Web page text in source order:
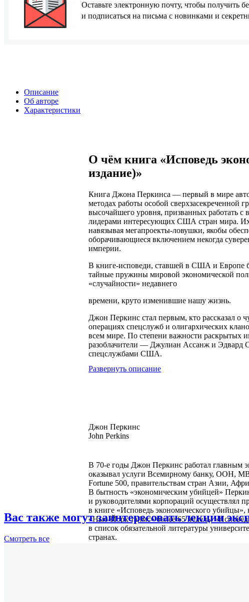
Описание
Об авторе
Характеристики
О чём книга «Исповедь
издание)»
Книга Джона Перкинса — первый в мире
методах работы особой сверхзасекреченной
высочайшего уровня, призванных работать
лидерами интересующих США стран мира.
навязывая мегапроекты-ловушки, якобы
оборачивающиеся включением некогда
империи.
В книге-исповеди, ставшей в США и Европе
тайные пружины мировой экономической
«случайности» недавнего
времени, круто изменившие нашу жизнь.
Джон Перкинс стал первым, кто рассказал о
операциях спецслужб и олигархических
всем мире. По степени важности раскрытых
разоблачители — Джулиан Ассанж и Эдвард
спецслужбами США.
Развернуть описание
Джон Перкинс
John Perkins
В 70-е годы Джон Перкинс работал главным
оказывал услуги Всемирному банку, ООН,
Fortune 500, правительствам стран Азии,
В бытность «экономическим убийцей»
и руководителями корпораций осуществлял
в книге «Исповедь экономического убийцы»,
«Нью-Йорк таймс» более 65 недель.
в список обязательной литературы
странах.
Оставьте электронную почту, чтобы получить
и подписаться на письма с новинками и
Вас также могут заинтересовать лекции
Смотреть все